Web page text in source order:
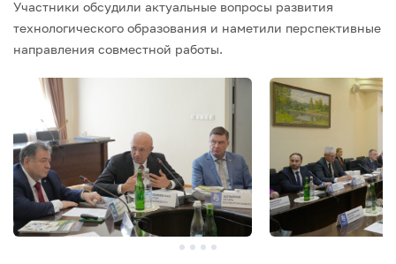
Участники обсудили актуальные вопросы развития
технологического образования и наметили перспективные
направления совместной работы.